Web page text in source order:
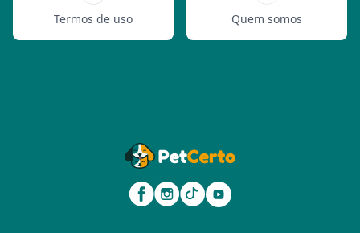
Termos de uso Quem somos